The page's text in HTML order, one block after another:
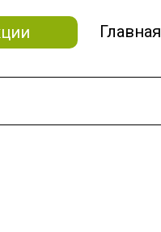
Главная